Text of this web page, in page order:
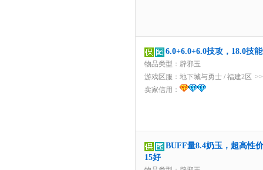
6.0+6.0+6.0技攻，18.0技
物品类型：辟邪玉
游戏区服： 地下城与勇士 / 福建2区
卖家信用：
BUFF量8.4奶玉，超高性
15好